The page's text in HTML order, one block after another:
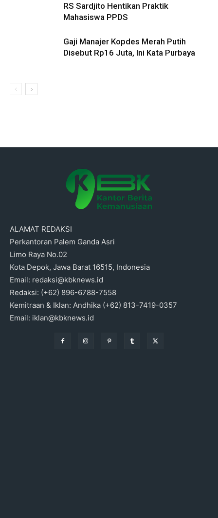
RS Sardjito Hentikan Praktik
Mahasiswa PPDS
Gaji Manajer Kopdes Merah Putih
Disebut Rp16 Juta, Ini Kata Purbaya
ALAMAT REDAKSI
Perkantoran Palem Ganda Asri
Limo Raya No.02
Kota Depok, Jawa Barat 16515, Indonesia
Email: redaksi@kbknews.id
Redaksi: (+62) 896-6788-7558
Kemitraan & Iklan: Andhika (+62) 813-7419-0357
Email: iklan@kbknews.id